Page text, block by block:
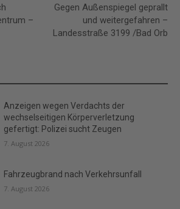
–
Gegen Außenspiegel geprallt
und weitergefahren –
Landesstraße 3199 /Bad Orb
Anzeigen wegen Verdachts der
wechselseitigen Körperverletzung
gefertigt: Polizei sucht Zeugen
7. August 2026
Fahrzeugbrand nach Verkehrsunfall
7. August 2026